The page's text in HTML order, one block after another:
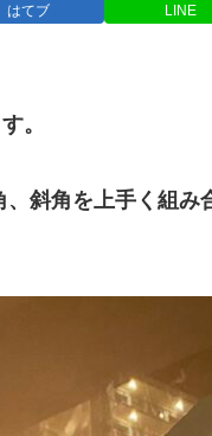
はてブ LINE
。
斜角を上手く組み